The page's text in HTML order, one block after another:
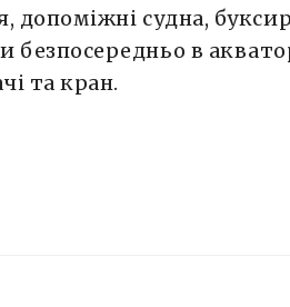
допоміжні судна,
безпосередньо в
та кран.